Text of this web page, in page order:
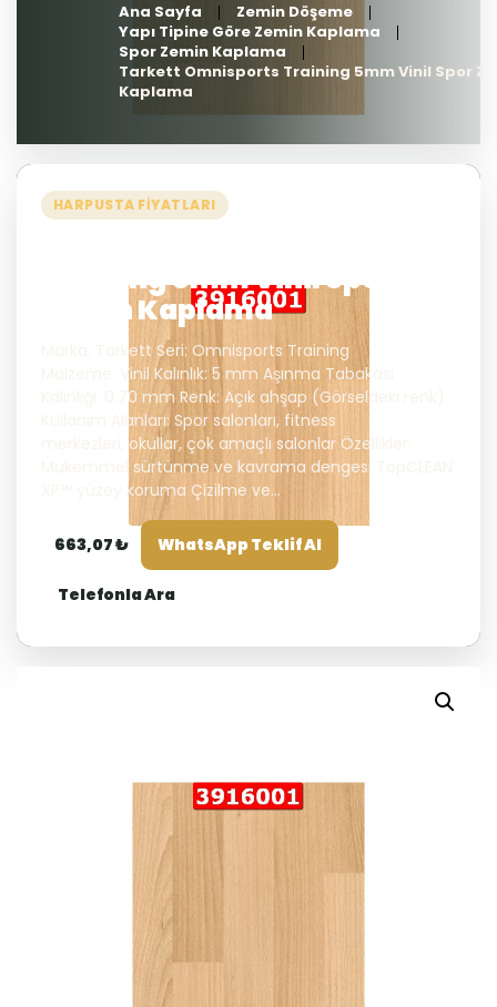
Ana Sayfa
Zemin Döşeme
Yapı Tipine Göre Zemin Kaplama
Spor Zemin Kaplama
Tarkett Omnisports Training 5mm Vinil Spor
Kaplama
HARPUSTA FIYATLARI
Training 5mm Vinil Spor
Zemin Kaplama
Marka: Tarkett Seri: Omnisports Training
Malzeme: Vinil Kalınlık: 5 mm Aşınma Tabakası
Kalınlığı: 0.70 mm Renk: Açık ahşap (Görseldeki renk)
Kullanım Alanları: Spor salonları, fitness
merkezleri, okullar, çok amaçlı salonlar Özellikler:
Mükemmel sürtünme ve kavrama dengesi TopCLEAN
XP™ yüzey koruma Çizilme ve...
663,07 ₺ WhatsApp Teklif Al
Telefonla Ara